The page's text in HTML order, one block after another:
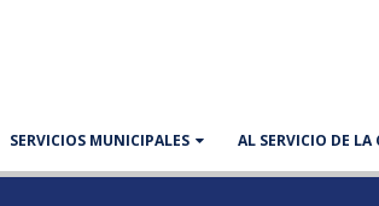
SERVICIOS MUNICIPALES AL SERVICIO DE